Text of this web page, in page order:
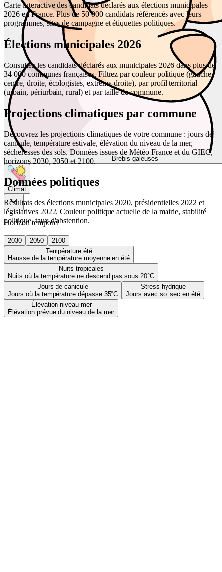
Brebis galeuses
Climat
Horizon temporel
2030 2050
2100
Température été
Hausse de la température moyenne en été
Nuits tropicales
Nuits où la température ne descend pas sous 20°C
Jours de canicule
Jours où la température dépasse 35°C
Stress hydrique
Jours avec sol sec en été
Élévation niveau mer
Élévation prévue du niveau de la mer
Carte interactive des candidats déclarés aux élections municipales
2026 en France. Plus de 50 000 candidats référencés avec leurs
programmes, sites de campagne et étiquettes politiques.
Élections municipales 2026
Consultez les candidats déclarés aux municipales 2026 dans plus de
34 000 communes françaises. Filtrez par couleur politique (gauche,
centre, droite, écologistes, extrême-droite), par profil territorial
(urbain, périurbain, rural) et par taille de commune.
Projections climatiques par commune
Découvrez les projections climatiques de votre commune : jours de
canicule, température estivale, élévation du niveau de la mer,
sécheresses des sols. Données issues de Météo France et du GIEC,
horizons 2030, 2050 et 2100.
Données politiques
Résultats des élections municipales 2020, présidentielles 2022 et
législatives 2022. Couleur politique actuelle de la mairie, stabilité
politique, taux d'abstention.